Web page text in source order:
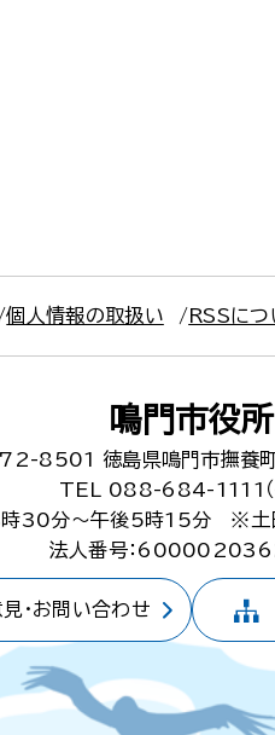
個人情報の取扱い RSSにつ
鳴門市役所
8501
徳島県鳴門市撫養
TEL 088-684-1111（
時30分～午後5時15分
※土
法人番号：
・お問い合わせ